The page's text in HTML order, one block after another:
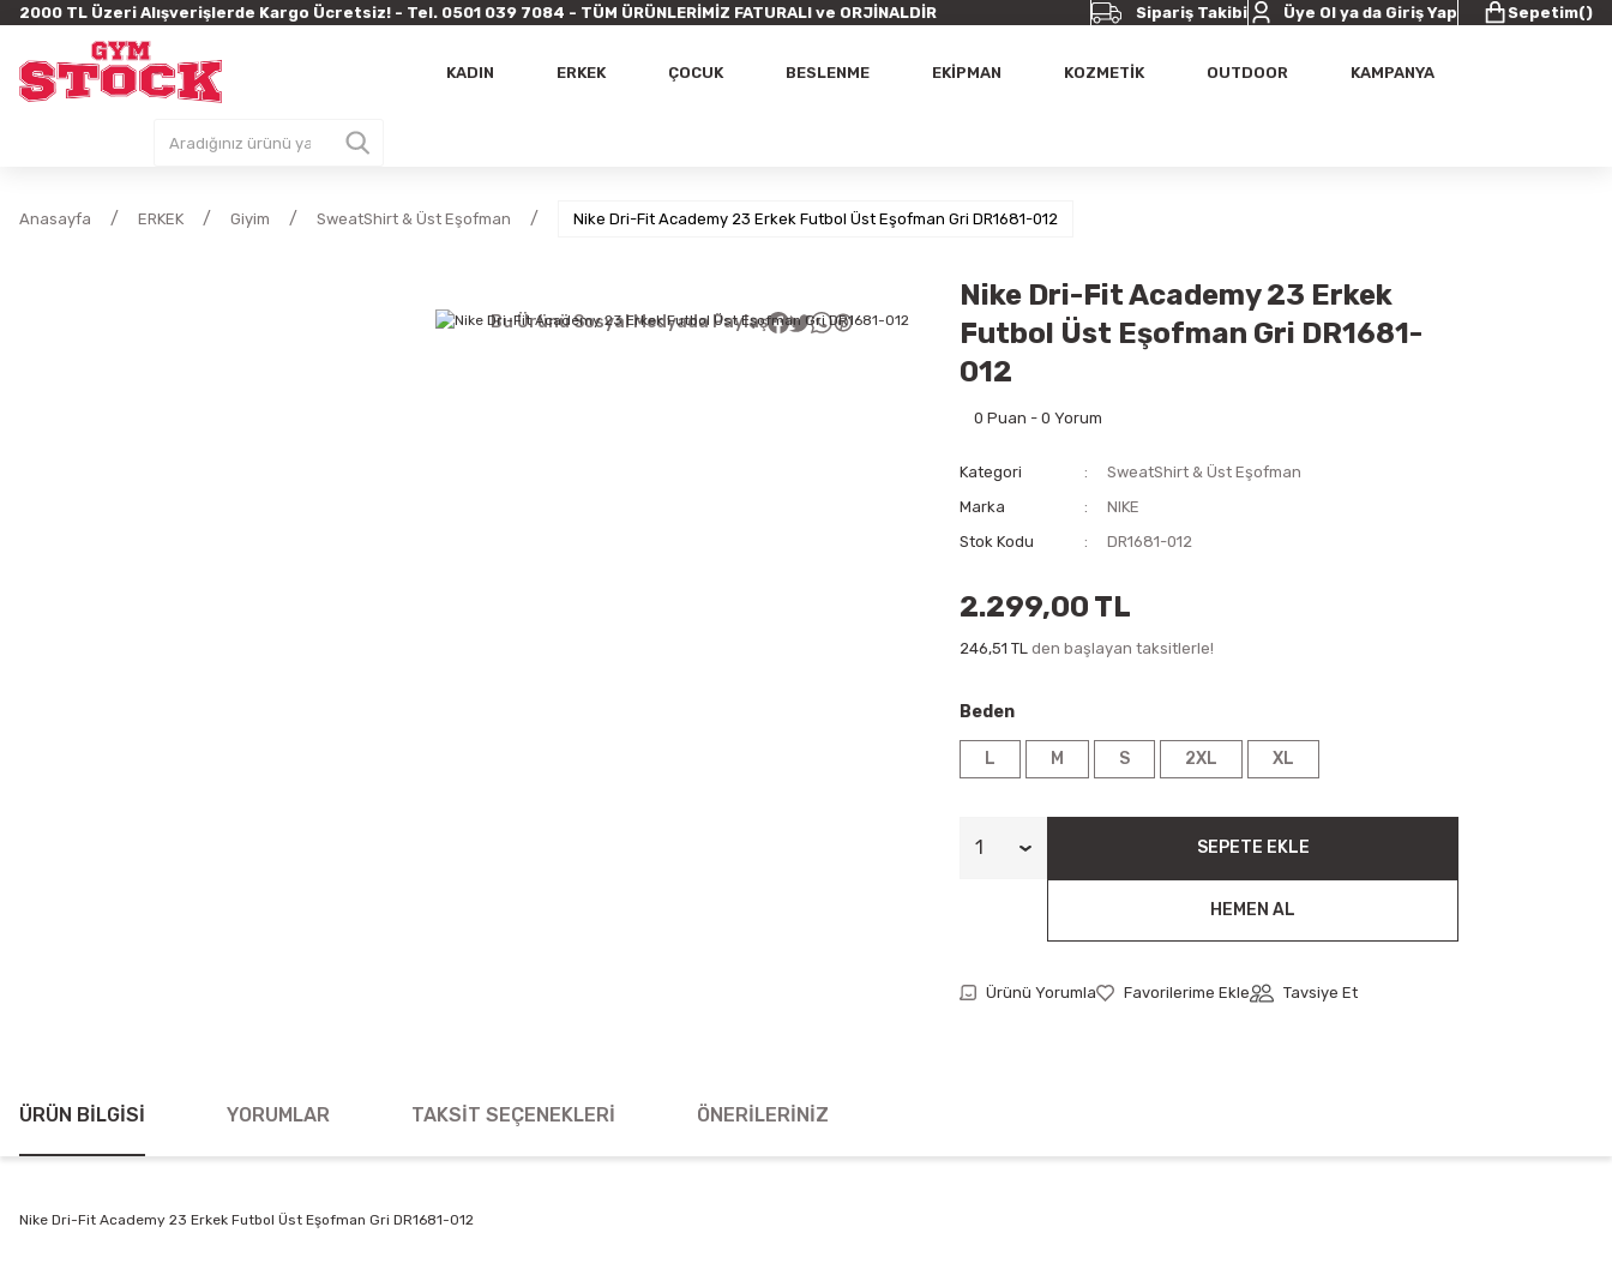
2000 TL Üzeri Alışverişlerde Kargo Ücretsiz! - Tel. 0501 039 7084 - TÜM ÜRÜNLERİMİZ FATURALI ve ORJİNALDİR Sipariş Takibi Üye Ol ya da Giriş Yap Sepetim()
KADIN ERKEK ÇOCUK BESLENME EKİPMAN KOZMETİK OUTDOOR KAMPANYA
Anasayfa ERKEK Giyim SweatShirt & Üst Eşofman Nike Dri-Fit Academy 23 Erkek Futbol Üst Eşofman Gri DR1681-012
Bu Ürünü Sosyal Medyada Paylaş
Nike Dri-Fit Academy 23 Erkek
Futbol Üst Eşofman Gri DR1681-
012
0 Puan - 0 Yorum
Kategori
SweatShirt & Üst Eşofman
Marka
NIKE
Stok Kodu
DR1681-012
2.299,00 TL
246,51 TL den başlayan taksitlerle!
Beden
L M S 2XL XL
SEPETE EKLE
HEMEN AL
Ürünü Yorumla Tavsiye Et
ÜRÜN BILGISI YORUMLAR TAKSIT SEÇENEKLERI ÖNERILERINIZ
Nike Dri-Fit Academy 23 Erkek Futbol Üst Eşofman Gri DR1681-012